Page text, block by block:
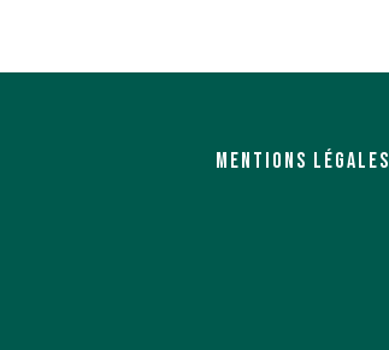
MENTIONS LÉGALES